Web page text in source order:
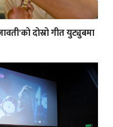
दोस्रो गीत युट्युबमा